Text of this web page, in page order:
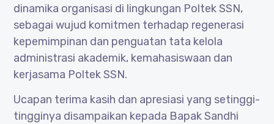
dinamika organisasi di lingkungan Poltek SSN,
sebagai wujud komitmen terhadap regenerasi
kepemimpinan dan penguatan tata kelola
administrasi akademik, kemahasiswaan dan
kerjasama Poltek SSN.
Ucapan terima kasih dan apresiasi yang setinggi-
tingginya disampaikan kepada Bapak Sandhi